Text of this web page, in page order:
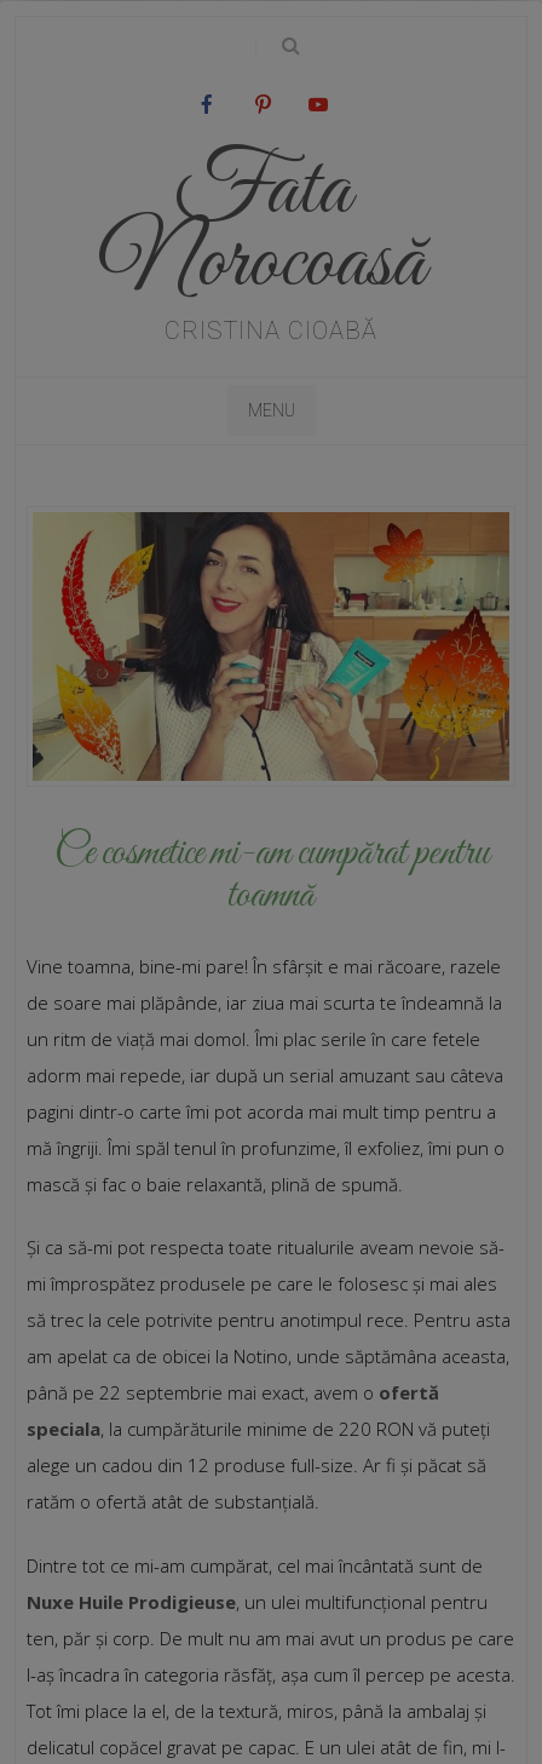
Fata
Norocoasă
CRISTINA CIOABĂ
MENU
Ce cosmetice mi-am cumpărat pentru
toamnă
Vine toamna, bine-mi pare! În sfârșit e mai răcoare, razele
de soare mai plăpânde, iar ziua mai scurta te îndeamnă la
un ritm de viață mai domol. Îmi plac serile în care fetele
adorm mai repede, iar după un serial amuzant sau câteva
pagini dintr-o carte îmi pot acorda mai mult timp pentru a
mă îngriji. Îmi spăl tenul în profunzime, îl exfoliez, îmi pun o
mască și fac o baie relaxantă, plină de spumă.
Și ca să-mi pot respecta toate ritualurile aveam nevoie să-
mi împrospătez produsele pe care le folosesc și mai ales
să trec la cele potrivite pentru anotimpul rece. Pentru asta
am apelat ca de obicei la Notino, unde săptămâna aceasta,
până pe 22 septembrie mai exact, avem o ofertă
speciala, la cumpărăturile minime de 220 RON vă puteți
alege un cadou din 12 produse full-size. Ar fi și păcat să
ratăm o ofertă atât de substanțială.
Dintre tot ce mi-am cumpărat, cel mai încântată sunt de
Nuxe Huile Prodigieuse, un ulei multifuncțional pentru
ten, păr și corp. De mult nu am mai avut un produs pe care
l-aș încadra în categoria răsfăț, așa cum îl percep pe acesta.
Tot îmi place la el, de la textură, miros, până la ambalaj și
delicatul copăcel gravat pe capac. E un ulei atât de fin, mi l-